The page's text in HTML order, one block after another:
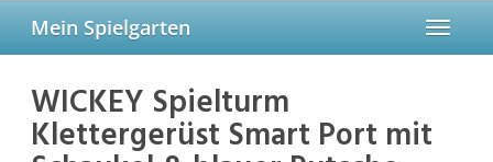
Toggle
Mein Spielgarten
WICKEY Spielturm
Klettergerüst Smart Port mit